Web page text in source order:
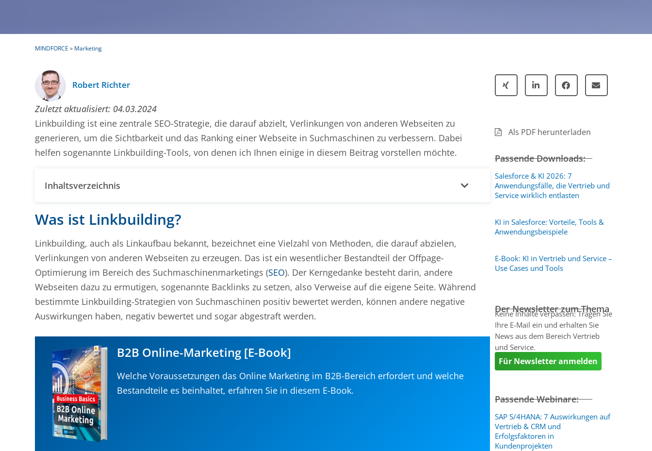
MINDFORCE » Marketing
Robert Richter
Zuletzt aktualisiert: 04.03.2024
Linkbuilding ist eine zentrale SEO-Strategie, die darauf abzielt, Verlinkungen von anderen Webseiten zu
generieren, um die Sichtbarkeit und das Ranking einer Webseite in Suchmaschinen zu verbessern. Dabei
helfen sogenannte Linkbuilding-Tools, von denen ich Ihnen einige in diesem Beitrag vorstellen möchte.
Inhaltsverzeichnis
Was ist Linkbuilding?
Linkbuilding, auch als Linkaufbau bekannt, bezeichnet eine Vielzahl von Methoden, die darauf abzielen,
Verlinkungen von anderen Webseiten zu erzeugen. Das ist ein wesentlicher Bestandteil der Offpage-
Optimierung im Bereich des Suchmaschinenmarketings (SEO). Der Kerngedanke besteht darin, andere
Webseiten dazu zu ermutigen, sogenannte Backlinks zu setzen, also Verweise auf die eigene Seite. Während
bestimmte Linkbuilding-Strategien von Suchmaschinen positiv bewertet werden, können andere negative
Auswirkungen haben, negativ bewertet und sogar abgestraft werden.
B2B Online-Marketing [E-Book]
Welche Voraussetzungen das Online Marketing im B2B-Bereich erfordert und welche
Bestandteile es beinhaltet, erfahren Sie in diesem E-Book.
Als PDF herunterladen
Passende Downloads:
Salesforce & KI 2026: 7
Anwendungsfälle, die Vertrieb und
Service wirklich entlasten
KI in Salesforce: Vorteile, Tools &
Anwendungsbeispiele
E-Book: KI in Vertrieb und Service –
Use Cases und Tools
Der Newsletter zum Thema
Keine Inhalte verpassen: Tragen Sie
Ihre E-Mail ein und erhalten Sie
News aus dem Bereich Vertrieb
und Service.
Für Newsletter anmelden
Passende Webinare:
SAP S/4HANA: 7 Auswirkungen auf
Vertrieb & CRM und
Erfolgsfaktoren in
Kundenprojekten